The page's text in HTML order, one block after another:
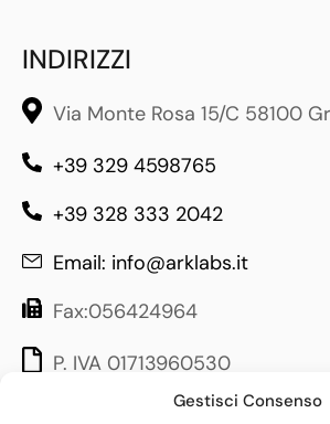
Gestisci Consenso
INDIRIZZI
Via Monte Rosa 15/C 58100
+39 329 4598765
+39 328 333 2042
Email: info@arklabs.it
Fax:056424964
P. IVA 01713960530